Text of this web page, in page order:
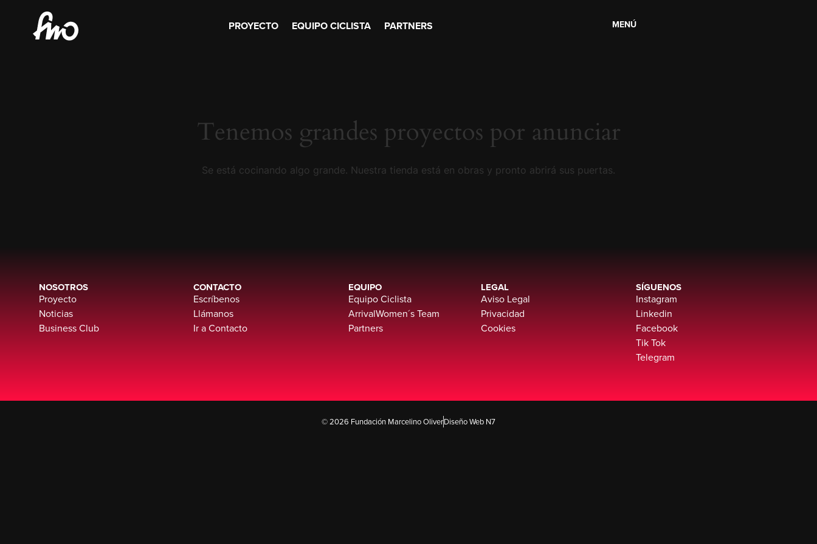
PROYECTO EQUIPO CICLISTA PARTNERS MENÚ
Tenemos grandes proyectos por anunciar
Se está cocinando algo grande. Nuestra tienda está en obras y pronto abrirá sus puertas.
NOSOTROS
Proyecto
Noticias
Business Club
CONTACTO
Escríbenos
Llámanos
Ir a Contacto
EQUIPO
Equipo Ciclista
ArrivalWomen´s Team
Partners
LEGAL
Aviso Legal
Privacidad
Cookies
SÍGUENOS
Instagram
Linkedin
Facebook
Tik Tok
Telegram
© 2026 Fundación Marcelino OliverDiseño Web N7